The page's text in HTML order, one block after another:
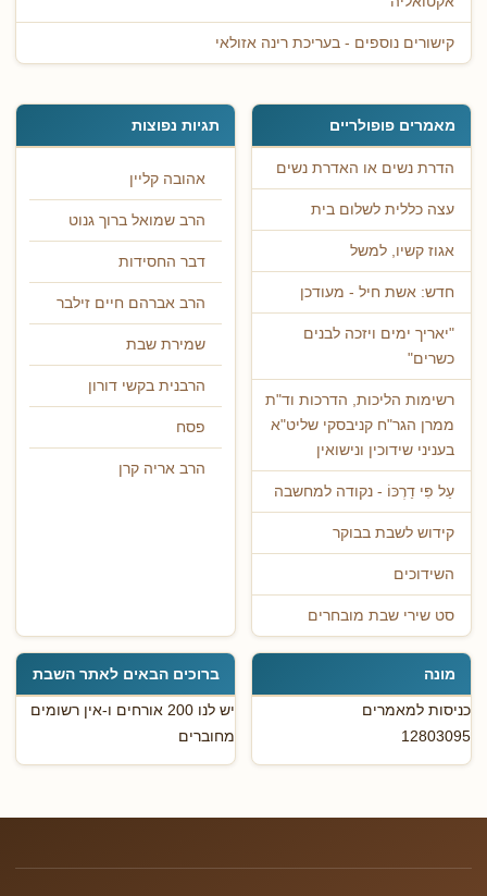
קישורים נוספים - בעריכת רינה אזולאי
מאמרים פופולריים
הדרת נשים או האדרת נשים
עצה כללית לשלום בית
אגוז קשיו, למשל
חדש: אשת חיל - מעודכן
"יאריך ימים ויזכה לבנים
כשרים"
רשימות הליכות, הדרכות וד"ת
ממרן הגר"ח קניבסקי שליט"א
בעניני שידוכין ונישואין
עַל פִּי דַרְכּוֹ - נקודה למחשבה
קידוש לשבת בבוקר
השידוכים
סט שירי שבת מובחרים
תגיות נפוצות
אהובה קליין
הרב שמואל ברוך גנוט
דבר החסידות
הרב אברהם חיים זילבר
שמירת שבת
הרבנית בקשי דורון
פסח
הרב אריה קרן
מונה
כניסות למאמרים
12803095
ברוכים הבאים לאתר השבת
יש לנו 200 אורחים ו-אין רשומים
מחוברים